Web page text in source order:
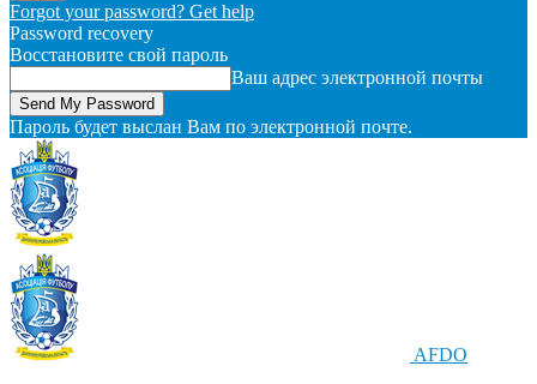
Forgot your password? Get help
Password recovery
Восстановите свой пароль
Ваш адрес электронной почты
Пароль будет выслан Вам по электронной почте.
AFDO